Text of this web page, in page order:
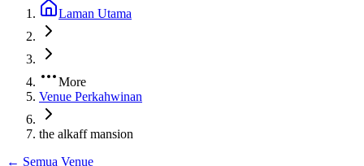
Laman Utama
More
Venue Perkahwinan
the alkaff mansion
← Semua Venue